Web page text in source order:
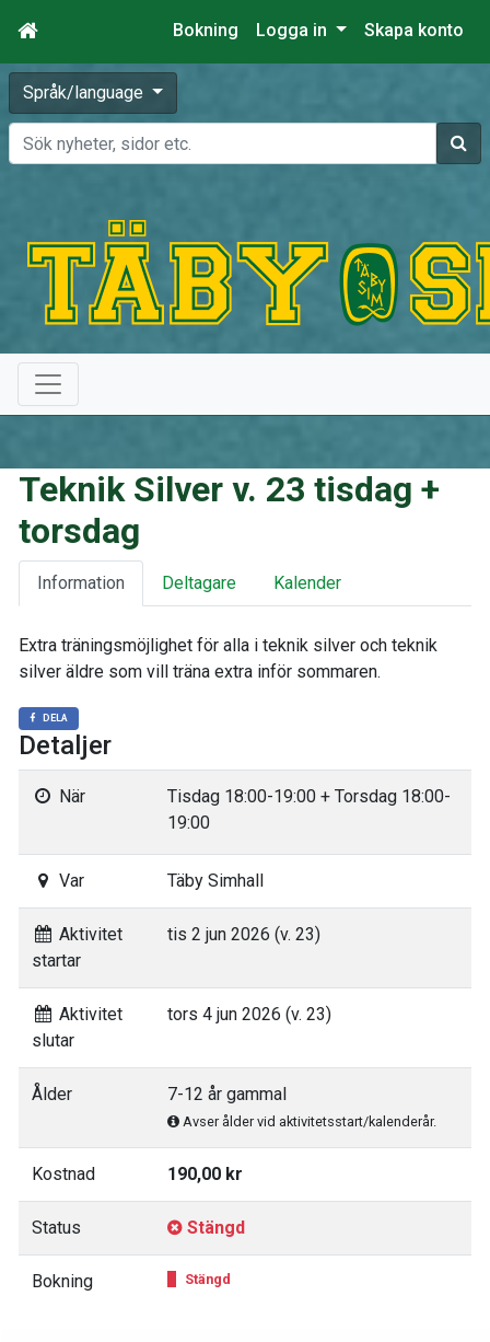
Bokning Logga in Skapa konto
Språk/language
Sök
Teknik Silver v. 23 tisdag +
torsdag
Information Deltagare Kalender
Extra träningsmöjlighet för alla i teknik silver och teknik
silver äldre som vill träna extra inför sommaren.
DELA
Detaljer
När
Tisdag 18:00-19:00 + Torsdag 18:00-
19:00
Var Täby Simhall
Aktivitet
startar
tis 2 jun 2026 (v. 23)
Aktivitet
slutar
tors 4 jun 2026 (v. 23)
Ålder 7-12 år gammal
Avser ålder vid aktivitetsstart/kalenderår.
Kostnad 190,00 kr
Status Stängd
Bokning Stängd